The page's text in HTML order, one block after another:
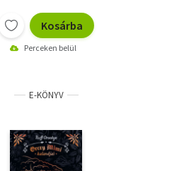
Kosárba
Perceken belül
E-KÖNYV